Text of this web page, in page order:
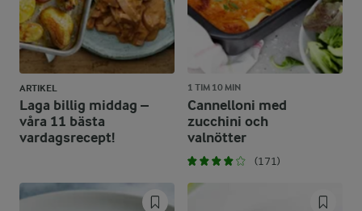
ARTIKEL
Laga billig middag –
våra 11 bästa
vardagsrecept!
1 TIM 10 MIN
Cannelloni med
zucchini och
valnötter
(171)